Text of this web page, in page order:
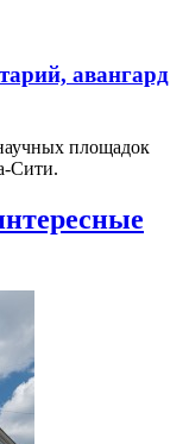
авангард
площадок
Сити.